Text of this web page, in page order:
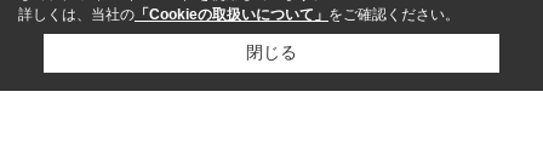
詳しくは、当社の 「Cookieの取扱いについて」 をご確認ください。
閉じる